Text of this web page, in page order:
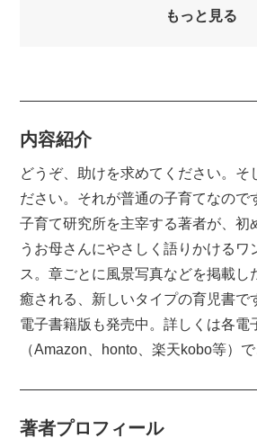
BookLive!
honto
Rakuten ブック
Reader Store
もっと見る
内容紹介
どうぞ、助けを求めてください。そ
ださい。それが普通の子育てなので
子育て研究所を主宰する著者が、初
うお母さんにやさしく語りかけるワ
ス。章ごとに風景写真などを掲載し
癒される、新しいタイプの育児書で
電子書籍版も発売中。詳しくは各電
（Amazon、honto、楽天kobo等）で
著者プロフィール